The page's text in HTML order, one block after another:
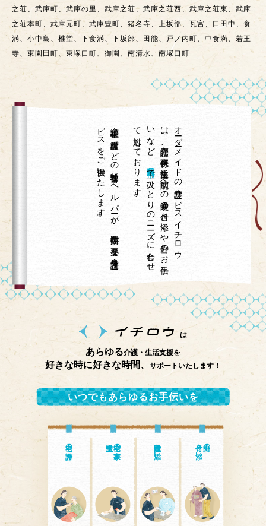
之荘、武庫町、武庫の里、武庫之荘、武庫之荘西、武庫之荘東、武庫
之荘本町、武庫元町、武庫豊町、猪名寺、上坂部、瓦宮、口田中、食
満、小中島、椎堂、下食満、下坂部、田能、戸ノ内町、中食満、若王
寺、東園田町、東塚口町、御園、南清水、南塚口町
オ
ーダ
ーメ
イ
ド
の
介護サ
ービ
ス
イ
チ
ロ
ウ
は
、
在宅介護、
家事代行、
生活支援、
病院へ
の
通院の
付き
添い
や
外出の
お
手伝
い
な
ど
、
で
一人ひ
と
り
の
ニ
ーズ
に
合わ
せ
て
対応し
て
お
り
ま
す
。
介護福祉士や
看護師な
ど
の
経験豊富な
ヘ
ル
パ
ーが
、
専門技術が
必要な
身体介護サ
ー
ビ
ス
を
ご
提供い
た
し
ま
す
。
は
あらゆる介護・生活支援を
好きな時に好きな時間、 サポートいたします！
いつでもあらゆるお手伝いを
自宅の介護 自宅の家事・ 通院付き添い 外出の
付き添い